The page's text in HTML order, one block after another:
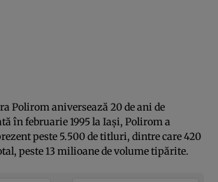
Polirom aniversează 20 de ani de
în februarie 1995 la Iaşi, Polirom a
peste 5.500 de titluri, dintre care 420
peste 13 milioane de volume tipărite.